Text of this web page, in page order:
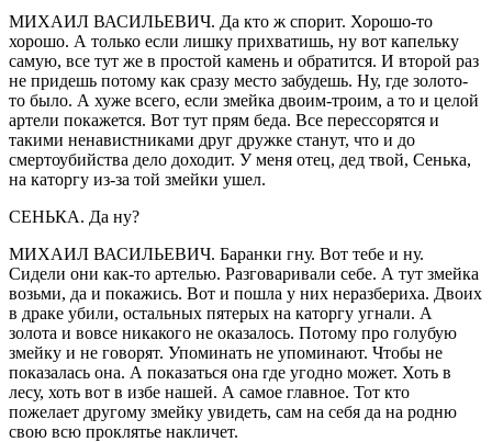
МИХАИЛ ВАСИЛЬЕВИЧ. Да кто ж спорит. Хорошо-то
хорошо. А только если лишку прихватишь, ну вот капельку
самую, все тут же в простой камень и обратится. И второй раз
не придешь потому как сразу место забудешь. Ну, где золото-
то было. А хуже всего, если змейка двоим-троим, а то и целой
артели покажется. Вот тут прям беда. Все перессорятся и
такими ненавистниками друг дружке станут, что и до
смертоубийства дело доходит. У меня отец, дед твой, Сенька,
на каторгу из-за той змейки ушел.
СЕНЬКА. Да ну?
МИХАИЛ ВАСИЛЬЕВИЧ. Баранки гну. Вот тебе и ну.
Сидели они как-то артелью. Разговаривали себе. А тут змейка
возьми, да и покажись. Вот и пошла у них неразбериха. Двоих
в драке убили, остальных пятерых на каторгу угнали. А
золота и вовсе никакого не оказалось. Потому про голубую
змейку и не говорят. Упоминать не упоминают. Чтобы не
показалась она. А показаться она где угодно может. Хоть в
лесу, хоть вот в избе нашей. А самое главное. Тот кто
пожелает другому змейку увидеть, сам на себя да на родню
свою всю проклятье накличет.